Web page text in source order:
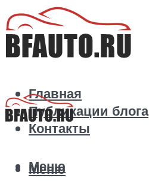
Главная
Публикации блога
Контакты
Меню
Меню